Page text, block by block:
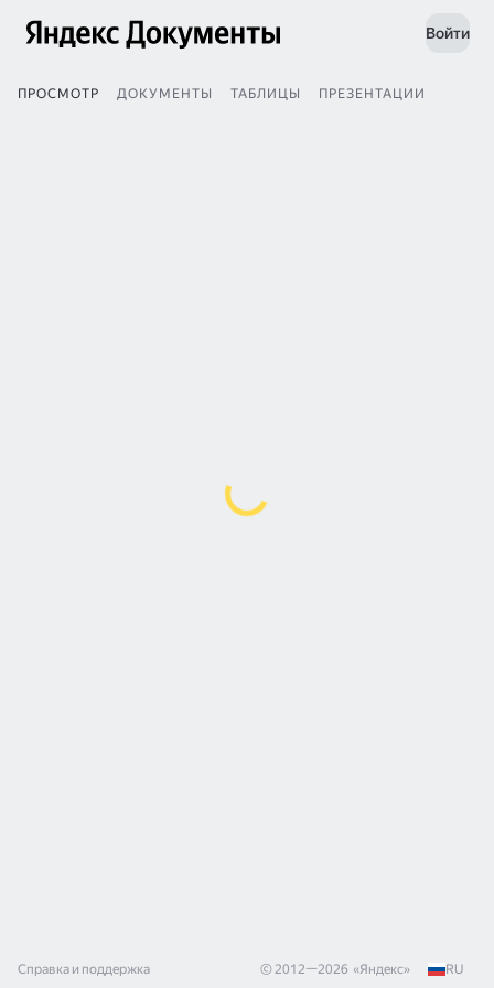
Войти
ПРОСМОТР ДОКУМЕНТЫ ТАБЛИЦЫ ПРЕЗЕНТАЦИИ
Справка и поддержка © 2012—2026 «Яндекс» RU